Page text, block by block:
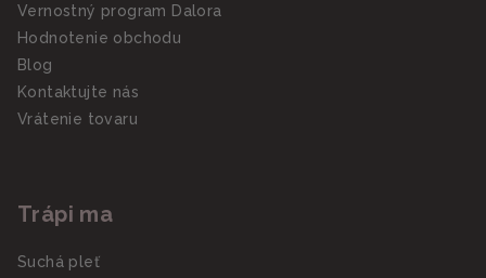
Vernostný program Dalora
Hodnotenie obchodu
Blog
Kontaktujte nás
Vrátenie tovaru
Trápi ma
Suchá pleť